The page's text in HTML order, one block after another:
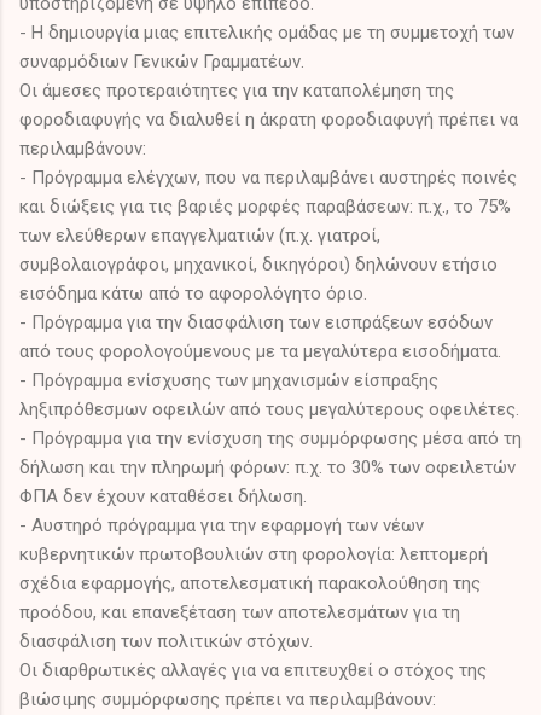
- Η δημιουργία μιας επιτελικής ομάδας με τη συμμετοχή των
συναρμόδιων Γενικών Γραμματέων.
Οι άμεσες προτεραιότητες για την καταπολέμηση της
φοροδιαφυγής να διαλυθεί η άκρατη φοροδιαφυγή πρέπει να
περιλαμβάνουν:
- Πρόγραμμα ελέγχων, που να περιλαμβάνει αυστηρές ποινές
και διώξεις για τις βαριές μορφές παραβάσεων: π.χ., το 75%
των ελεύθερων επαγγελματιών (π.χ. γιατροί,
συμβολαιογράφοι, μηχανικοί, δικηγόροι) δηλώνουν ετήσιο
εισόδημα κάτω από το αφορολόγητο όριο.
- Πρόγραμμα για την διασφάλιση των εισπράξεων εσόδων
από τους φορολογούμενους με τα μεγαλύτερα εισοδήματα.
- Πρόγραμμα ενίσχυσης των μηχανισμών είσπραξης
ληξιπρόθεσμων οφειλών από τους μεγαλύτερους οφειλέτες.
- Πρόγραμμα για την ενίσχυση της συμμόρφωσης μέσα από τη
δήλωση και την πληρωμή φόρων: π.χ. το 30% των οφειλετών
ΦΠΑ δεν έχουν καταθέσει δήλωση.
- Αυστηρό πρόγραμμα για την εφαρμογή των νέων
κυβερνητικών πρωτοβουλιών στη φορολογία: λεπτομερή
σχέδια εφαρμογής, αποτελεσματική παρακολούθηση της
προόδου, και επανεξέταση των αποτελεσμάτων για τη
διασφάλιση των πολιτικών στόχων.
Οι διαρθρωτικές αλλαγές για να επιτευχθεί ο στόχος της
βιώσιμης συμμόρφωσης πρέπει να περιλαμβάνουν: